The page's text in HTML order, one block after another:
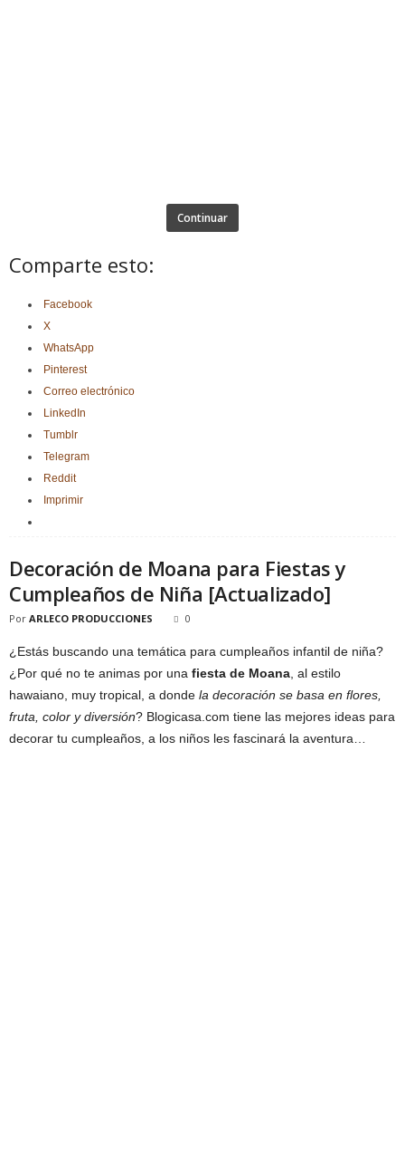
Continuar
Comparte esto:
Facebook
X
WhatsApp
Pinterest
Correo electrónico
LinkedIn
Tumblr
Telegram
Reddit
Imprimir
Decoración de Moana para Fiestas y
Cumpleaños de Niña [Actualizado]
Por ARLECO PRODUCCIONES 0
¿Estás buscando una temática para cumpleaños infantil de niña?
¿Por qué no te animas por una fiesta de Moana, al estilo
hawaiano, muy tropical, a donde la decoración se basa en flores,
fruta, color y diversión? Blogicasa.com tiene las mejores ideas para
decorar tu cumpleaños, a los niños les fascinará la aventura…